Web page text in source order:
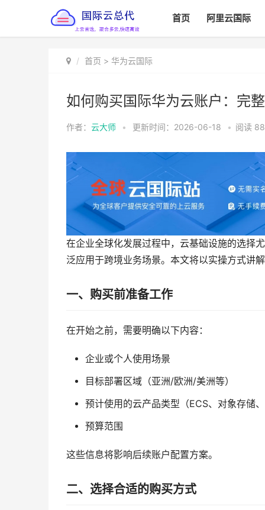
首页 阿里云国际
首页 > 华为云国际
如何购买国际华为云账户：完
作者： 云大师 • 更新时间：2026-06-18 • 阅读
在企业全球化发展过程中，云基础设施的选择
泛应用于跨境业务场景。本文将以实操方式讲
一、购买前准备工作
在开始之前，需要明确以下内容：
企业或个人使用场景
目标部署区域（亚洲/欧洲/美洲等）
预计使用的云产品类型（ECS、对象存储
预算范围
这些信息将影响后续账户配置方案。
二、选择合适的购买方式